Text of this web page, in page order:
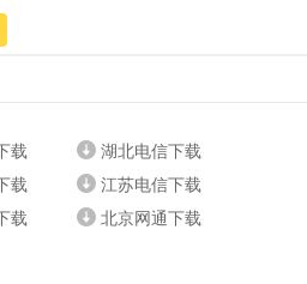
载
湖北电信下载
载
江苏电信下载
载 北京网通下载